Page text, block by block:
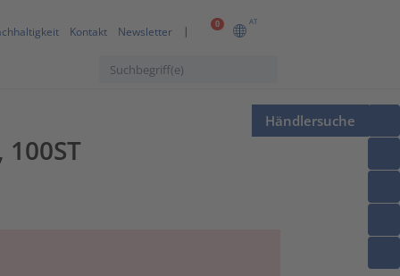
0 AT
Kontakt Newsletter
Händlersuche